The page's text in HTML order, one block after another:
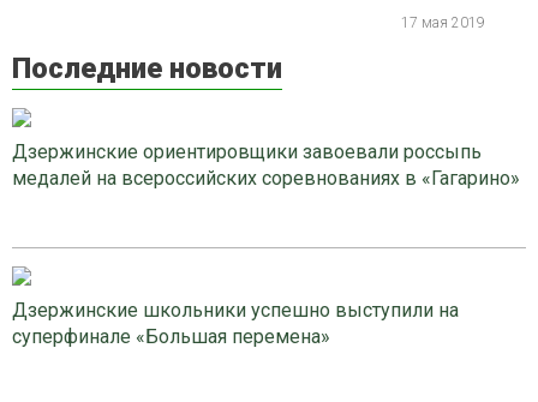
17 мая 2019
Последние новости
Дзержинские ориентировщики завоевали россыпь
медалей на всероссийских соревнованиях в «Гагарино»
Дзержинские школьники успешно выступили на
суперфинале «Большая перемена»